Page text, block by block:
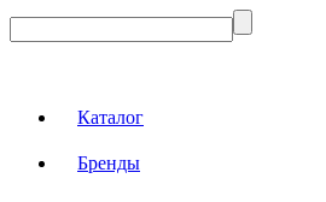
Каталог
Бренды